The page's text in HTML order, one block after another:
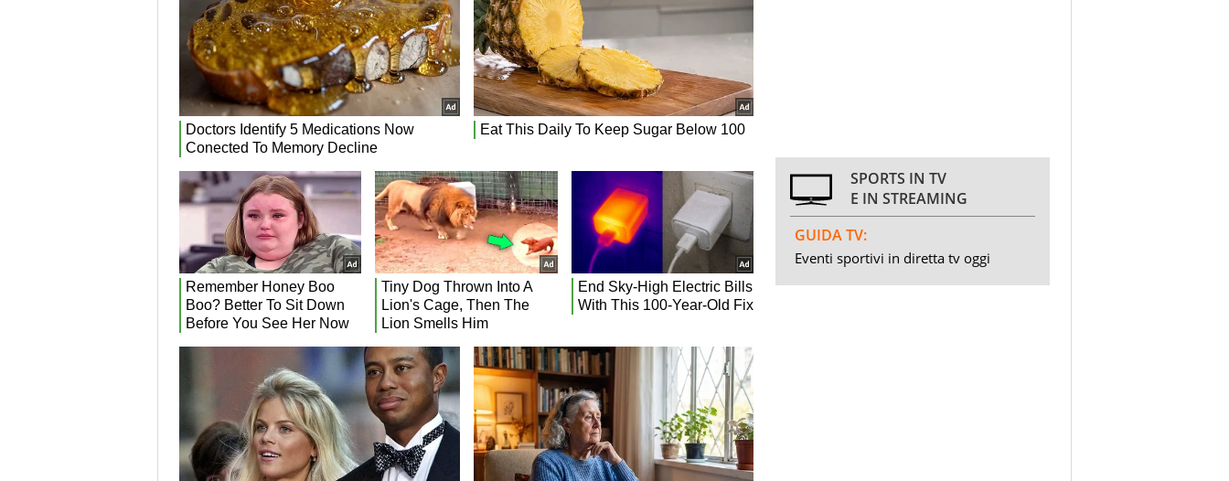
SPORTS IN TV
E IN STREAMING
GUIDA TV:
Eventi sportivi in diretta tv oggi